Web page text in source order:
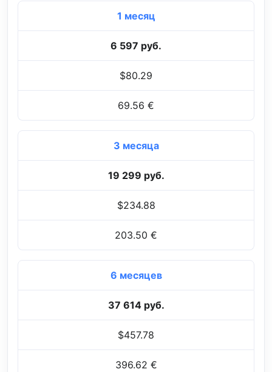
1 месяц
6 597 руб.
$80.29
69.56 €
3 месяца
19 299 руб.
$234.88
203.50 €
6 месяцев
37 614 руб.
$457.78
396.62 €